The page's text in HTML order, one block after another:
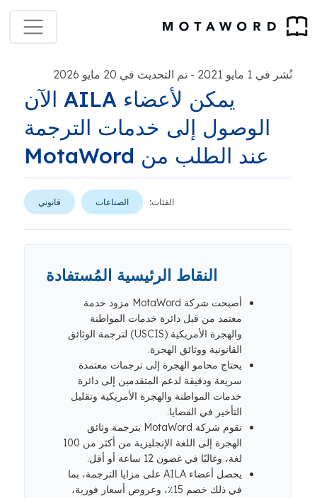
نُشر في 1 مايو 2021 - تم التحديث في 20 مايو 2026
يمكن لأعضاء AILA الآن
الوصول إلى خدمات الترجمة
عند الطلب من MotaWord
الفئات: الصناعات قانوني
النقاط الرئيسية المُستفادة
أصبحت شركة MotaWord مزود خدمة
معتمد من قبل دائرة خدمات المواطنة
والهجرة الأمريكية (USCIS) لترجمة الوثائق
القانونية ووثائق الهجرة.
يحتاج محامو الهجرة إلى ترجمات معتمدة
سريعة ودقيقة لدعم المتقدمين إلى دائرة
خدمات المواطنة والهجرة الأمريكية وتقليل
التأخير في القضايا.
تقوم شركة MotaWord بترجمة وثائق
الهجرة إلى اللغة الإنجليزية من أكثر من 100
لغة، وغالبًا في غضون 12 ساعة أو أقل.
يحصل أعضاء AILA على مزايا الترجمة، بما
في ذلك خصم 15٪، وعروض أسعار فورية،